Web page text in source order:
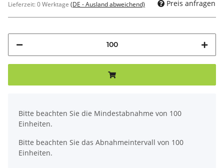
Lieferzeit:0 Werktage (DE - Ausland abweichend) Preis anfragen
Bitte beachten Sie die Mindestabnahme von 100
Einheiten.
Bitte beachten Sie das Abnahmeintervall von 100
Einheiten.